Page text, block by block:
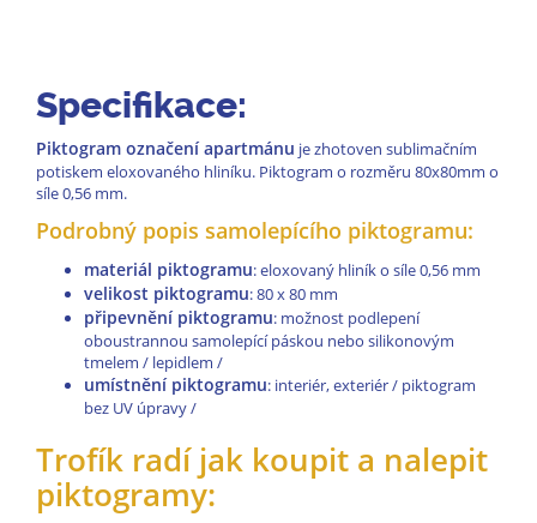
Specifikace:
Piktogram označení apartmánu je zhotoven sublimačním
potiskem eloxovaného hliníku. Piktogram o rozměru 80x80mm o
síle 0,56 mm.
Podrobný popis samolepícího piktogramu:
materiál piktogramu: eloxovaný hliník o síle 0,56 mm
velikost piktogramu: 80 x 80 mm
připevnění piktogramu: možnost podlepení
oboustrannou samolepící páskou nebo silikonovým
tmelem / lepidlem /
umístnění piktogramu: interiér, exteriér / piktogram
bez UV úpravy /
Trofík radí jak koupit a nalepit
piktogramy: